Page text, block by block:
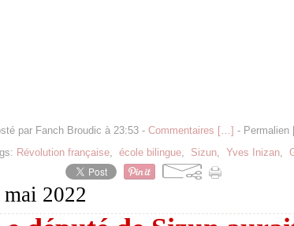
par Fanch Broudic à 23:53 - Commentaires […] - Permalien
Révolution française, école bilingue, Sizun, Yves Inizan,
mai 2022